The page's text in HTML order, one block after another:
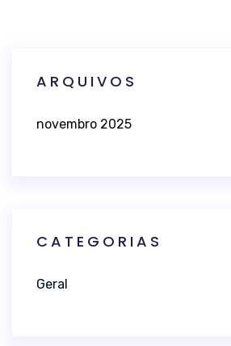
ARQUIVOS
novembro 2025
CATEGORIAS
Geral